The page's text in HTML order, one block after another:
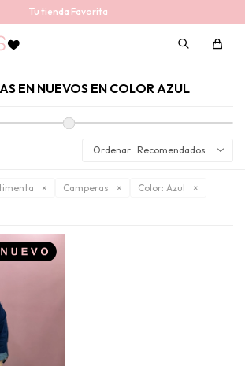
Tu tienda Favorita
EN NUEVOS EN COLOR AZUL
Recomendados
Camperas Color: Azul